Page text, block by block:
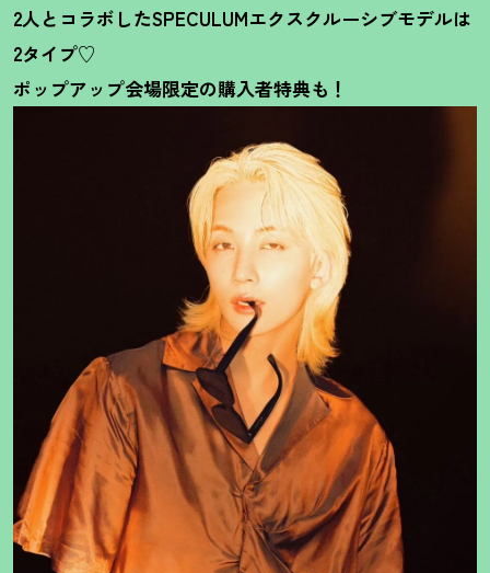
2人とコラボしたSPECULUMエクスクルーシブモデルは
2タイプ♡
ポップアップ会場限定の購入者特典も ！